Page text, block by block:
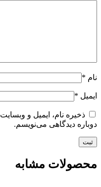
نام *
ایمیل *
ذخیره نام، ایمیل و
دوباره دیدگاهی می‌نویسم.
محصولات مشابه